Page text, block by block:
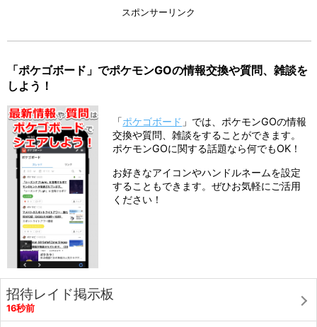
スポンサーリンク
「ポケゴボード」でポケモンGOの情報交換や質問、雑談を
しよう！
「ポケゴボード 」では、ポケモンGOの情報
交換や質問、雑談をすることができます。
ポケモンGOに関する話題なら何でもOK！
お好きなアイコンやハンドルネームを設定
することもできます。ぜひお気軽にご活用
ください！
招待レイド掲示板
16秒前